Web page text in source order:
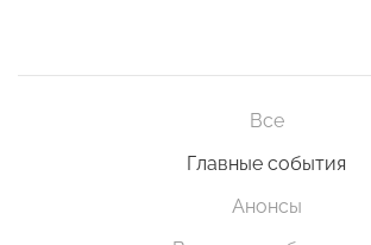
Все
Главные события
Анонсы